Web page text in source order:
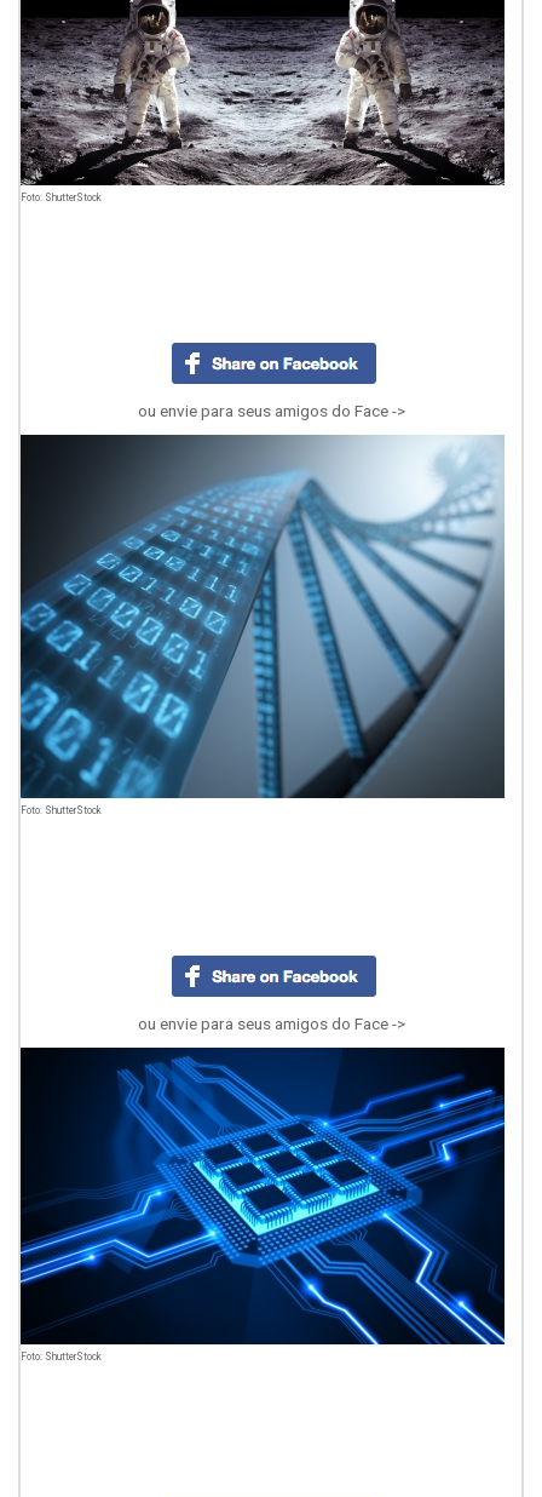
Foto: ShutterStock
ou envie para seus amigos do Face ->
Foto: ShutterStock
ou envie para seus amigos do Face ->
Foto: ShutterStock